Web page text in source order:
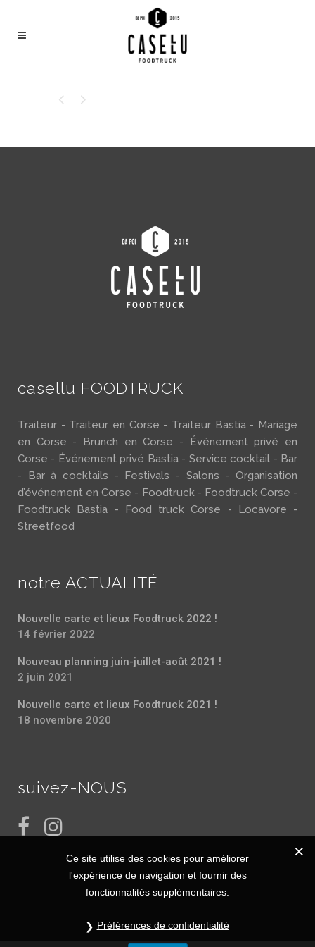
casellu FOODTRUCK
Traiteur - Traiteur en Corse - Traiteur Bastia - Mariage
en Corse - Brunch en Corse - Événement privé en
Corse - Événement privé Bastia - Service cocktail - Bar
- Bar à cocktails - Festivals - Salons - Organisation
d’événement en Corse - Foodtruck - Foodtruck Corse -
Foodtruck Bastia - Food truck Corse - Locavore -
Streetfood
notre ACTUALITÉ
Nouvelle carte et lieux Foodtruck 2022 !
14 février 2022
Nouveau planning juin-juillet-août 2021 !
2 juin 2021
Nouvelle carte et lieux Foodtruck 2021 !
18 novembre 2020
suivez-NOUS
Ce site utilise des cookies pour améliorer
l'expérience de navigation et fournir des
fonctionnalités supplémentaires.
Préférences de confidentialité